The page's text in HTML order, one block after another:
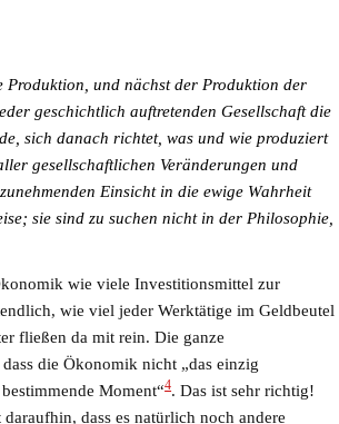
Produktion, und nächst der Produktion der
geschichtlich auftretenden Gesellschaft die
sich danach richtet, was und wie produziert
gesellschaftlichen Veränderungen und
Einsicht in die ewige Wahrheit
sie sind zu suchen nicht in der Philosophie,
wie viele Investitionsmittel zur
wie viel jeder Werktätige im Geldbeutel
fließen da mit rein. Die ganze
die Ökonomik nicht „das einzig
Moment“4. Das ist sehr richtig!
dass es natürlich noch andere